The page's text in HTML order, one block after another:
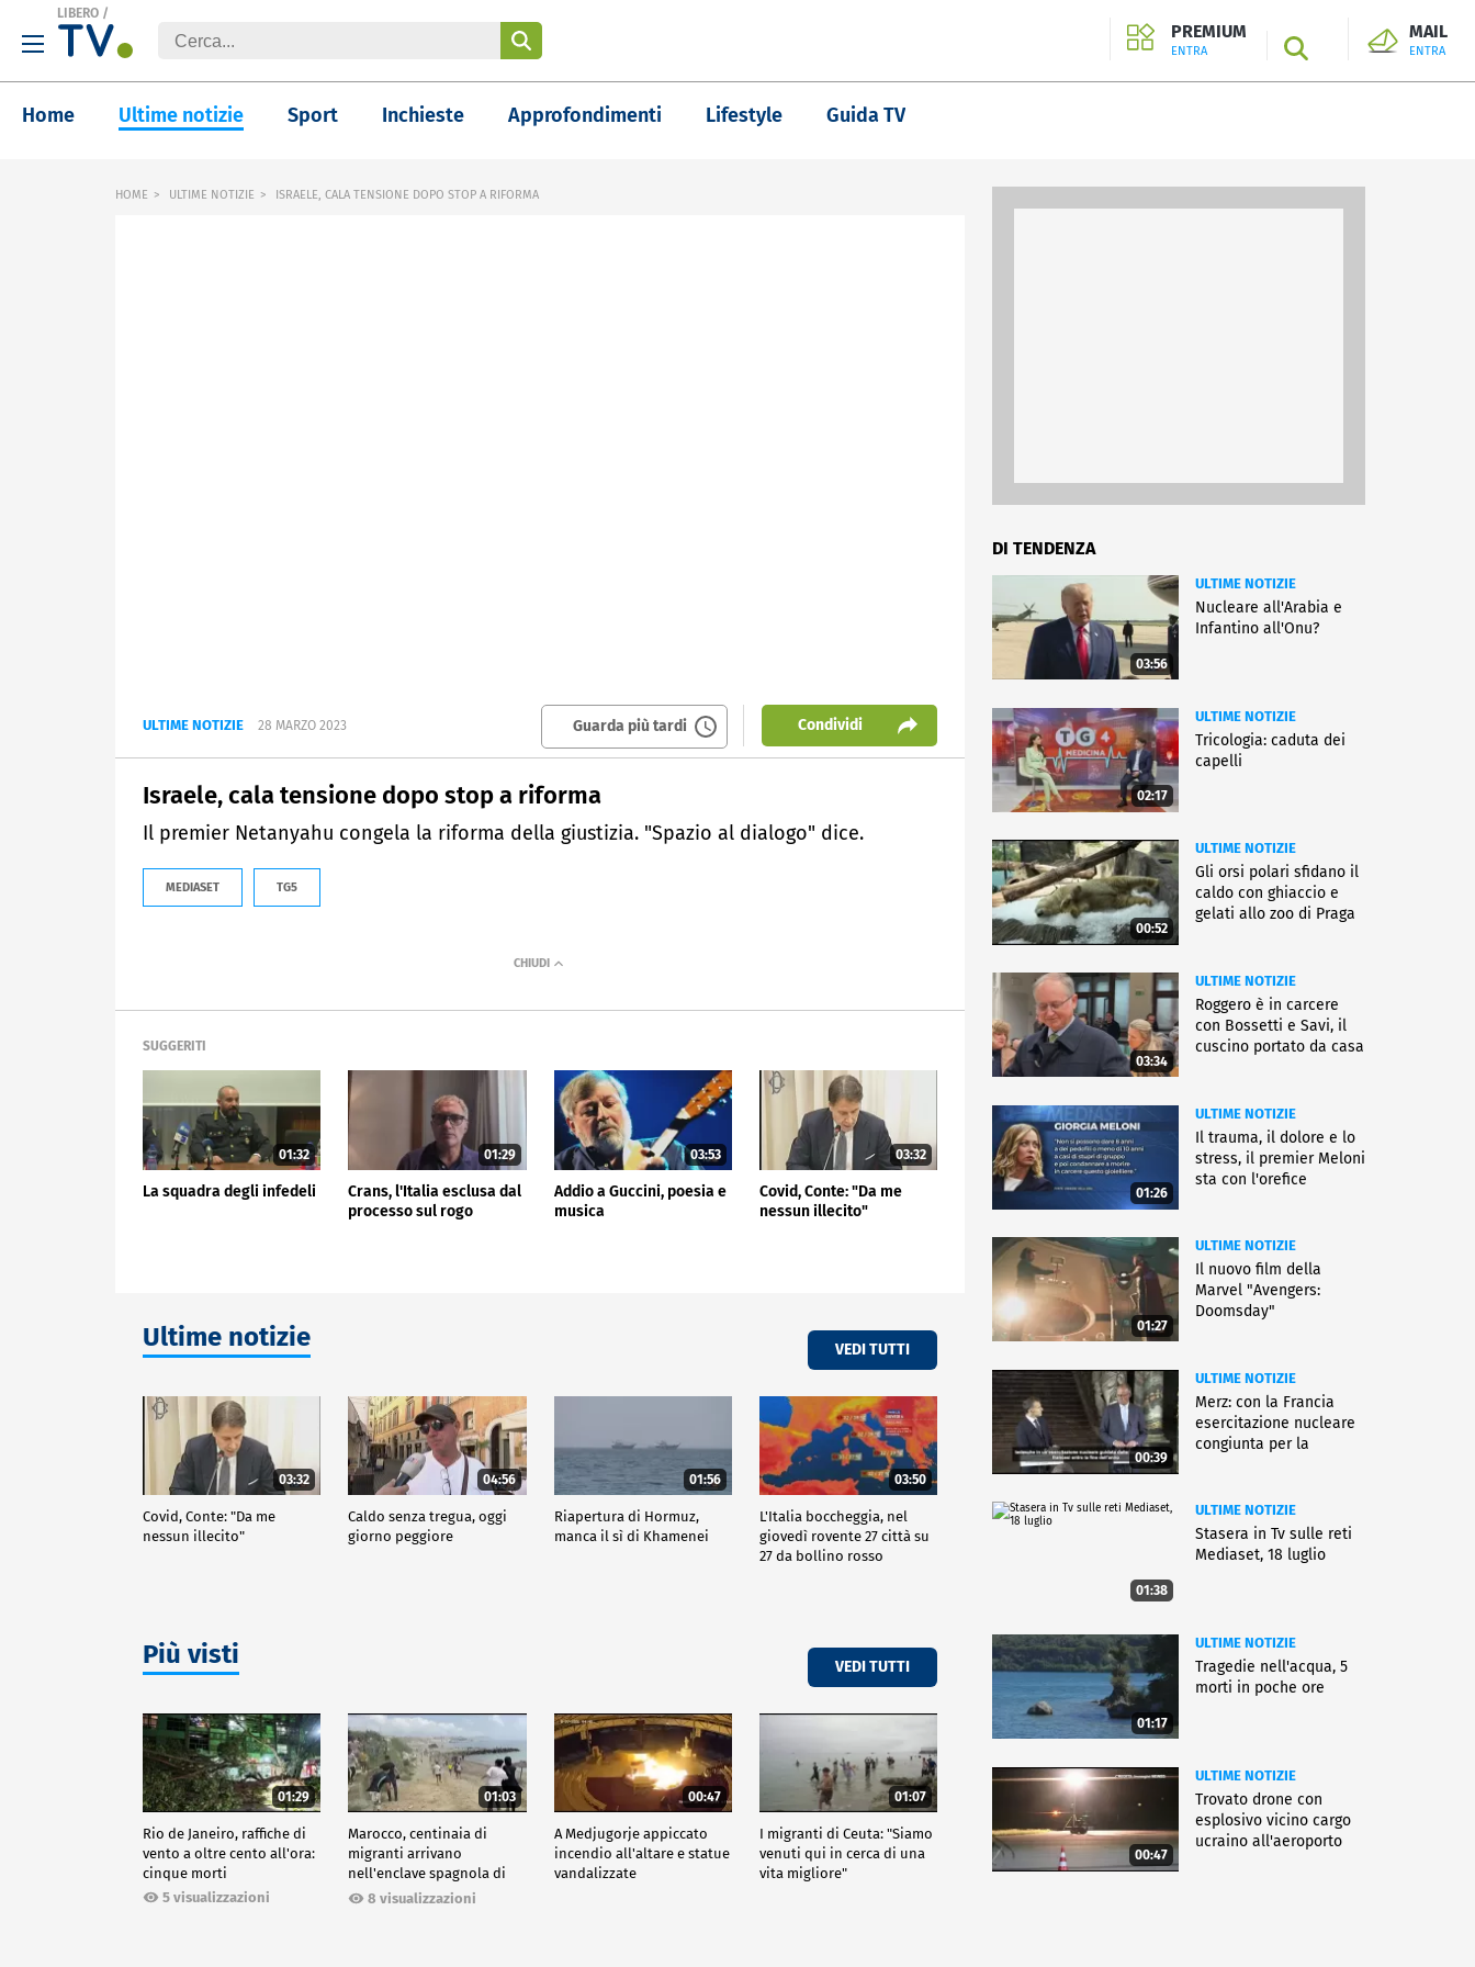
LIBERO /
PREMIUM
ENTRA SEARCH
MAIL
ENTRA
Home Ultime notizie Sport Inchieste Approfondimenti Lifestyle Guida TV
HOME ULTIME NOTIZIE ISRAELE, CALA TENSIONE DOPO STOP A RIFORMA
ULTIME NOTIZIE 28 MARZO 2023 Guarda più tardi Condividi
Israele, cala tensione dopo stop a riforma
Il premier Netanyahu congela la riforma della giustizia. "Spazio al dialogo" dice.
MEDIASET TG5
SUGGERITI
01:32
La squadra degli infedeli
01:29
Crans, l'Italia esclusa dal
processo sul rogo
03:53
Addio a Guccini, poesia e
musica
03:32
Covid, Conte: "Da me
nessun illecito"
Ultime notizie VEDI TUTTI
03:32
Covid, Conte: "Da me
nessun illecito"
04:56
Caldo senza tregua, oggi
giorno peggiore
01:56
Riapertura di Hormuz,
manca il sì di Khamenei
03:50
L'Italia boccheggia, nel
giovedì rovente 27 città su
27 da bollino rosso
Più visti VEDI TUTTI
01:29
Rio de Janeiro, raffiche di
vento a oltre cento all'ora:
cinque morti
5 visualizzazioni
01:03
Marocco, centinaia di
migranti arrivano
nell'enclave spagnola di
Ceuta8 visualizzazioni
00:47
A Medjugorje appiccato
incendio all'altare e statue
vandalizzate
01:07
I migranti di Ceuta: "Siamo
venuti qui in cerca di una
vita migliore"
DI TENDENZA
03:56
ULTIME NOTIZIE
Nucleare all'Arabia e
Infantino all'Onu?
02:17
ULTIME NOTIZIE
Tricologia: caduta dei
capelli
00:52
ULTIME NOTIZIE
Gli orsi polari sfidano il
caldo con ghiaccio e
gelati allo zoo di Praga
03:34
ULTIME NOTIZIE
Roggero è in carcere
con Bossetti e Savi, il
cuscino portato da casa
01:26
ULTIME NOTIZIE
Il trauma, il dolore e lo
stress, il premier Meloni
sta con l'orefice
01:27
ULTIME NOTIZIE
Il nuovo film della
Marvel "Avengers:
Doomsday"
00:39
ULTIME NOTIZIE
Merz: con la Francia
esercitazione nucleare
congiunta per la
01:38
ULTIME NOTIZIE
Stasera in Tv sulle reti
Mediaset, 18 luglio
01:17
ULTIME NOTIZIE
Tragedie nell'acqua, 5
morti in poche ore
00:47
ULTIME NOTIZIE
Trovato drone con
esplosivo vicino cargo
ucraino all'aeroporto